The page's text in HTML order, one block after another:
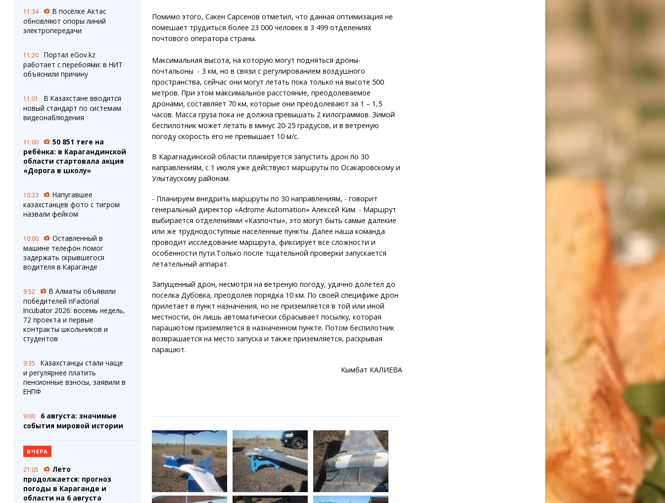
11:34
В посёлке Актас
обновляют опоры линий
электропередачи
11:20
Портал eGov.kz
работает с перебоями: в НИТ
объяснили причину
11:01
В Казахстане вводится
новый стандарт по системам
видеонаблюдения
11:00
50 851 теңге на
ребёнка: в Карагандинской
области стартовала акция
«Дорога в школу»
10:33
Напугавшее
казахстанцев фото с тигром
назвали фейком
10:00
Оставленный в
машине телефон помог
задержать скрывшегося
водителя в Караганде
9:52
В Алматы объявили
победителей nFactorial
Incubator 2026: восемь недель,
72 проекта и первые
контракты школьников и
студентов
9:35
Казахстанцы стали чаще
и регулярнее платить
пенсионные взносы, заявили в
ЕНПФ
9:00
6 августа: значимые
события мировой истории
ВЧЕРА
21:05
Лето
продолжается: прогноз
погоды в Караганде и
области на 6 августа
Помимо этого, Сакен Сарсенов отметил, что данная оптимизация не
помешает трудиться более 23 000 человек в 3 499 отделениях
почтового оператора страны.
Максимальная высота, на которую могут подняться дроны-
почтальоны - 3 км, но в связи с регулированием воздушного
пространства, сейчас они могут летать пока только на высоте 500
метров. При этом максимальное расстояние, преодолеваемое
дронами, составляет 70 км, которые они преодолевают за 1 – 1,5
часов. Масса груза пока не должна превышать 2 килограммов. Зимой
беспилотник может летать в минус 20-25 градусов, и в ветреную
погоду скорость его не превышает 10 м/с.
В Карагнадинской области планируется запустить дрон по 30
направлениям, с 1 июля уже действуют маршруты по Осакаровскому и
Улытаускому районам.
- Планируем внедрить маршруты по 30 направлениям, - говорит
генеральный директор «Adrome Automation» Алексей Ким. - Маршрут
выбирается отделениями «Казпочты», это могут быть самые далекие
или же труднодоступные населенные пункты. Далее наша команда
проводит исследование маршрута, фиксирует все сложности и
особенности пути.Только после тщательной проверки запускается
летательный аппарат.
Запущенный дрон, несмотря на ветреную погоду, удачно долетел до
поселка Дубовка, преодолев порядка 10 км. По своей специфике дрон
прилетает в пункт назначения, но не приземляется в той или иной
местности, он лишь автоматически сбрасывает посылку, которая
парашютом приземляется в назначенном пункте. Потом беспилотник
возврашается на место запуска и также приземляется, раскрывая
парашют.
Кымбат КАЛИЕВА